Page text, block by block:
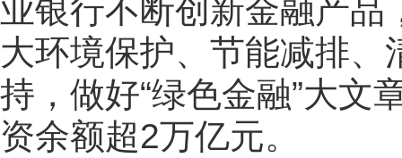
业银行不断创新金融产
大环境保护、节能减排
持，做好“绿色金融”大文
资余额超2万亿元。